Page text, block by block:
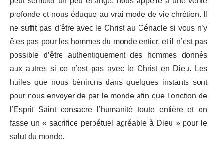
profonde et nous éduque au vrai mode de vie chrétien. Il
ne suffit pas d’être avec le Christ au Cénacle si vous n’y
êtes pas pour les hommes du monde entier, et il n’est pas
possible d’être authentiquement des hommes donnés
aux autres si ce n’est pas avec le Christ en Dieu. Les
huiles que nous bénirons dans quelques instants sont
pour nous envoyer de par le monde afin que l’onction de
l’Esprit Saint consacre l’humanité toute entière et en
fasse un « sacrifice perpétuel agréable à Dieu » pour le
salut du monde.